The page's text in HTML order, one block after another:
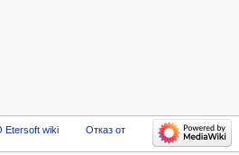
Etersoft wiki
Отказ от